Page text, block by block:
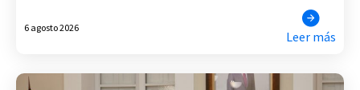
6 agosto 2026
Leer más